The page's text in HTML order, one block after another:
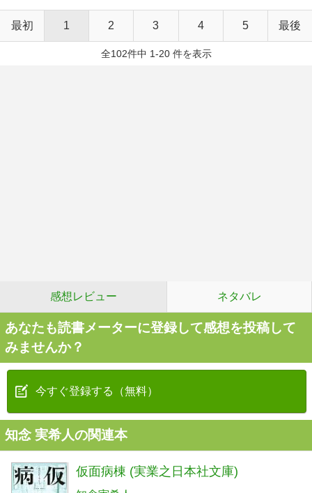
最初 1 2 3 4 5 最後
全102件中 1-20 件を表示
感想レビュー ネタバレ
あなたも読書メーターに登録して感想を投稿して
みませんか？
今すぐ登録する（無料）
知念 実希人の関連本
仮面病棟 (実業之日本社文庫)